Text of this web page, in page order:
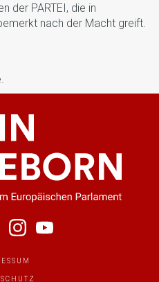
der PARTEI, die in
nach der Macht greift.